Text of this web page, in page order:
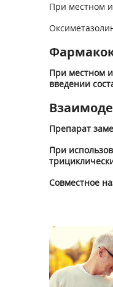
При местном
При местном
введении
Препарат
При
Совместное